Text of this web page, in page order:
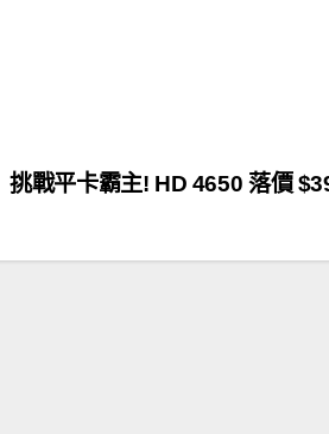
挑戰平卡霸主! HD 4650 落價